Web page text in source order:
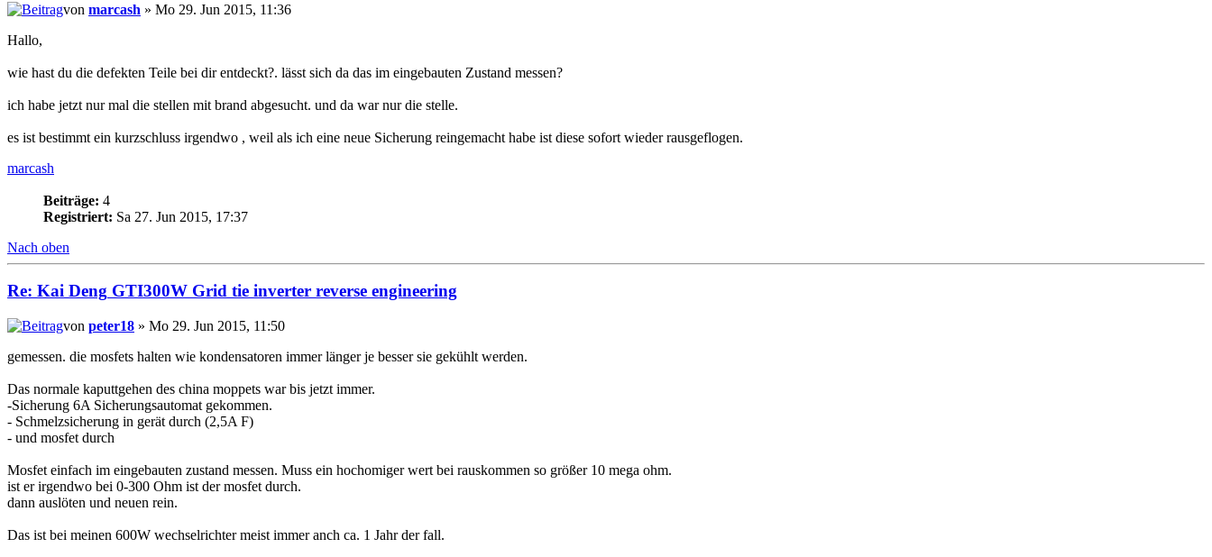
von marcash » Mo 29. Jun 2015, 11:36
Hallo,
wie hast du die defekten Teile bei dir entdeckt?. lässt sich da das im eingebauten Zustand messen?
ich habe jetzt nur mal die stellen mit brand abgesucht. und da war nur die stelle.
es ist bestimmt ein kurzschluss irgendwo , weil als ich eine neue Sicherung reingemacht habe ist diese sofort wieder rausgeflogen.
marcash
Beiträge: 4
Registriert: Sa 27. Jun 2015, 17:37
Nach oben
Re: Kai Deng GTI300W Grid tie inverter reverse engineering
von peter18 » Mo 29. Jun 2015, 11:50
gemessen. die mosfets halten wie kondensatoren immer länger je besser sie gekühlt werden.
Das normale kaputtgehen des china moppets war bis jetzt immer.
-Sicherung 6A Sicherungsautomat gekommen.
- Schmelzsicherung in gerät durch (2,5A F)
- und mosfet durch
Mosfet einfach im eingebauten zustand messen. Muss ein hochomiger wert bei rauskommen so größer 10 mega ohm.
ist er irgendwo bei 0-300 Ohm ist der mosfet durch.
dann auslöten und neuen rein.
Das ist bei meinen 600W wechselrichter meist immer anch ca. 1 Jahr der fall.